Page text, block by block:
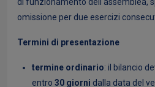
omissione per due esercizi
Termini di presentazione
termine ordinario: il bilancio
entro 30 giorni dalla data del